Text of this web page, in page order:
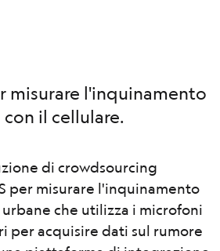
misurare l'inquinamento
il cellulare.
di crowdsourcing
per misurare l'inquinamento
che utilizza i microfoni
per acquisire dati sul rumore